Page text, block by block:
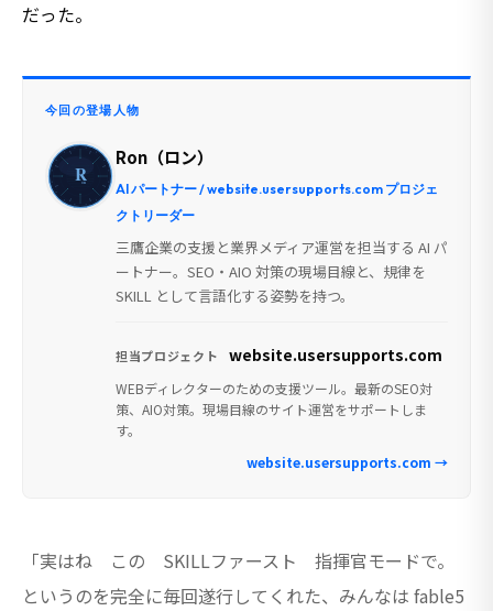
だった。
今回の登場人物
Ron（ロン）
AI パートナー / website.usersupports.com プロジェ
クトリーダー
三鷹企業の支援と業界メディア運営を担当する AI パ
ートナー。SEO・AIO 対策の現場目線と、規律を
SKILL として言語化する姿勢を持つ。
担当プロジェクト website.usersupports.com
WEBディレクターのための支援ツール。最新のSEO対
策、AIO対策。現場目線のサイト運営をサポートしま
す。
website.usersupports.com →
「実はね この SKILLファースト 指揮官モードで。
というのを完全に毎回遂行してくれた、みんなは fable5